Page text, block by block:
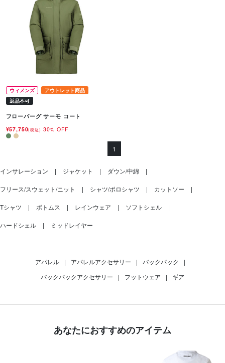
ウィメンズ
アウトレット商品
返品不可
フローバーグ サーモ コート
¥57,750(税込) 30% OFF
1
インサレーション ジャケット ダウン/中綿
フリース/スウェット/ニット シャツ/ポロシャツ カットソー
Tシャツ ボトムス レインウェア ソフトシェル
ハードシェル ミッドレイヤー
アパレル | アパレルアクセサリー | バックパック
|
バックパックアクセサリー
| フットウェア | ギア
あなたにおすすめのアイテム